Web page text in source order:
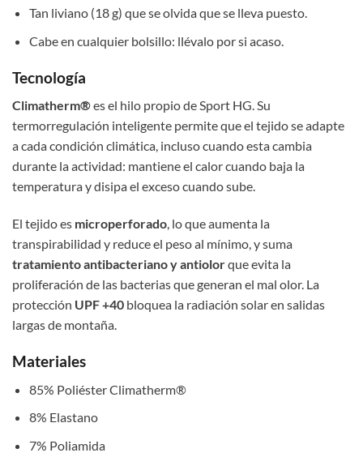
Tan liviano (18 g) que se olvida que se lleva puesto.
Cabe en cualquier bolsillo: llévalo por si acaso.
Tecnología
Climatherm®es el hilo propio de Sport HG. Su
termorregulación inteligente permite que el tejido se adapte
a cada condición climática, incluso cuando esta cambia
durante la actividad: mantiene el calor cuando baja la
temperatura y disipa el exceso cuando sube.
El tejido es microperforado, lo que aumenta la
transpirabilidad y reduce el peso al mínimo, y suma
tratamiento antibacteriano y antiolorque evita la
proliferación de las bacterias que generan el mal olor. La
protección UPF +40 bloquea la radiación solar en salidas
largas de montaña.
Materiales
85% Poliéster Climatherm®
8% Elastano
7% Poliamida